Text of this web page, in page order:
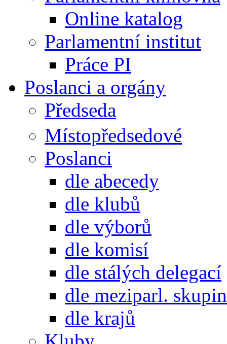
Online katalog
Parlamentní institut
Práce PI
Poslanci a orgány
Předseda
Místopředsedové
Poslanci
dle abecedy
dle klubů
dle výborů
dle komisí
dle stálých delegací
dle meziparl. skupin
dle krajů